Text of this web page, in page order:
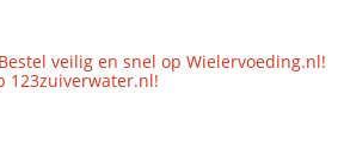
veilig en snel op Wielervoeding.nl!
123zuiverwater.nl!